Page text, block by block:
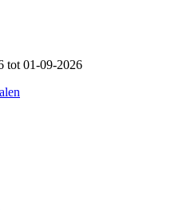
tot 01-09-2026